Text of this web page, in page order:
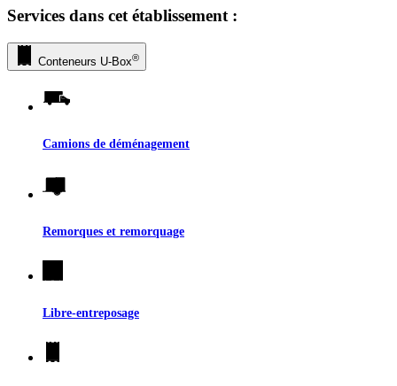
Services dans cet établissement :
Conteneurs U-Box®
Camions de déménagement
Remorques et remorquage
Libre-entreposage